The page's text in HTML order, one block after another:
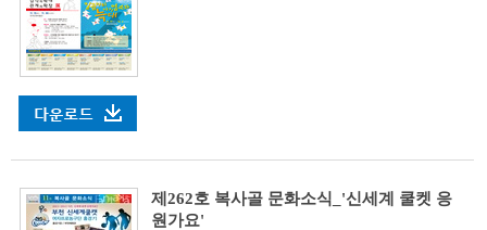
제262호 복사골 문화소식_'신세계 쿨켓 응
원가요'